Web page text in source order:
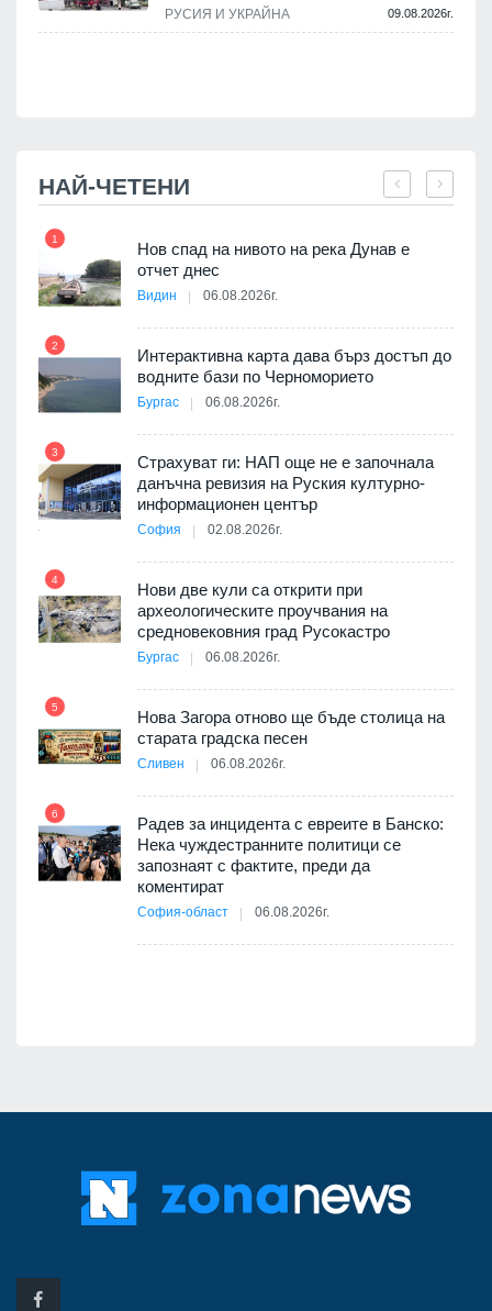
РУСИЯ И УКРАЙНА 09.08.2026г.
НАЙ-ЧЕТЕНИ
1
Нов спад на нивото на река Дунав е
отчет днес
Видин 06.08.2026г.
2
Интерактивна карта дава бърз достъп до
водните бази по Черноморието
Бургас 06.08.2026г.
3
Страхуват ги: НАП още не е започнала
данъчна ревизия на Руския културно-
информационен център
София 02.08.2026г.
4
Нови две кули са открити при
археологическите проучвания на
средновековния град Русокастро
Бургас 06.08.2026г.
5
Нова Загора отново ще бъде столица на
старата градска песен
Сливен 06.08.2026г.
6
Радев за инцидента с евреите в Банско:
Нека чуждестранните политици се
запознаят с фактите, преди да
коментират
София-област 06.08.2026г.